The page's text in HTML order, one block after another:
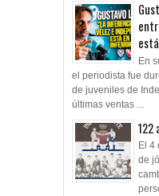
En
el periodista fue
de juveniles de
últimas ventas ...
122
El 4
de